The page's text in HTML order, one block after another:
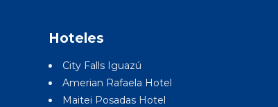
Hoteles
City Falls Iguazú
Amerian Rafaela Hotel
Maitei Posadas Hotel